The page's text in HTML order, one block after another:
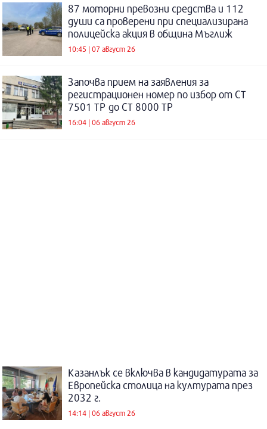
87 моторни превозни средства и 112
души са проверени при специализирана
полицейска акция в община Мъглиж
10:45 | 07 август 26
Започва прием на заявления за
регистрационен номер по избор от СТ
7501 ТР до СТ 8000 ТР
16:04 | 06 август 26
Казанлък се включва в кандидатурата за
Европейска столица на културата през
2032 г.
14:14 | 06 август 26